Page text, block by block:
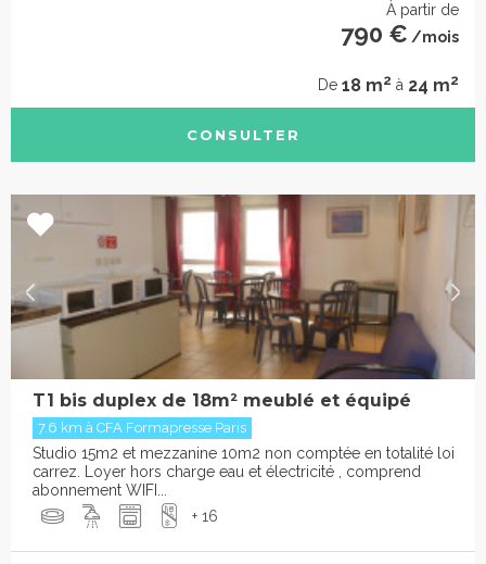
À partir de
790 € /mois
De 18 m2 à 24 m2
CONSULTER
T1 bis duplex de 18m² meublé et équipé
7.6 km à CFA Formapresse Paris
Studio 15m2 et mezzanine 10m2 non comptée en totalité loi
carrez. Loyer hors charge eau et électricité , comprend
abonnement WIFI...
+ 16